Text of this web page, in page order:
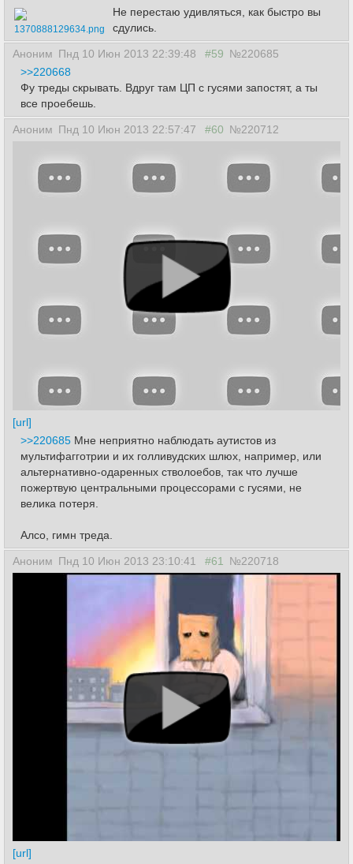
1370888129634.png
Не перестаю удивляться, как быстро вы
сдулись.
Аноним Пнд 10 Июн 2013 22:39:48 #59 №220685
>>220668
Фу треды скрывать. Вдруг там ЦП с гусями запостят, а ты
все проебешь.
Аноним Пнд 10 Июн 2013 22:57:47 #60 №220712
[url]
>>220685 Мне неприятно наблюдать аутистов из
мультифагготрии и их голливудских шлюх, например, или
альтернативно-одаренных стволоебов, так что лучше
пожертвую центральными процессорами с гусями, не
велика потеря.
Алсо, гимн треда.
Аноним Пнд 10 Июн 2013 23:10:41 #61 №220718
[url]